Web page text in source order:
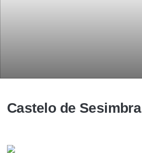
Castelo de Sesimbra